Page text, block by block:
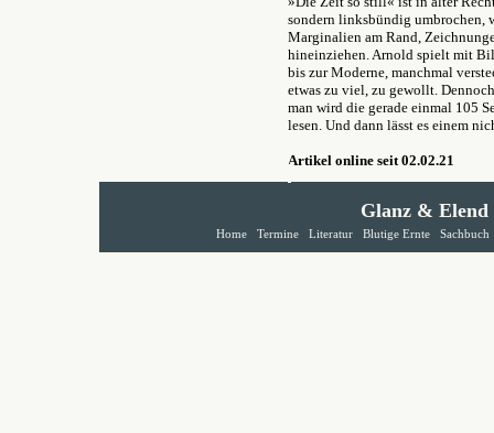
sondern linksbündig umbrochen,
Marginalien am Rand,
hineinziehen. Arnold spielt mit
bis zur Moderne, manchmal
etwas zu viel, zu gewollt.
man wird die gerade einmal 105
lesen. Und dann lässt es einem
Artikel online seit 02.02.21
Glanz & Elend
Home Termine Literatur Blutige Ernte Sachbuch